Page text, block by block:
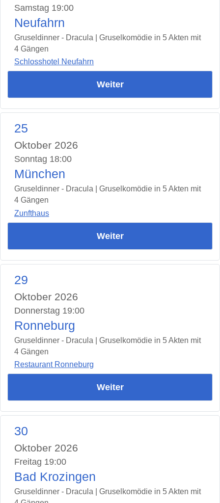
Samstag 19:00
Neufahrn
Gruseldinner - Dracula | Gruselkomödie in 5 Akten mit
4 Gängen
Schlosshotel Neufahrn
Weiter
25
Oktober 2026
Sonntag 18:00
München
Gruseldinner - Dracula | Gruselkomödie in 5 Akten mit
4 Gängen
Zunfthaus
Weiter
29
Oktober 2026
Donnerstag 19:00
Ronneburg
Gruseldinner - Dracula | Gruselkomödie in 5 Akten mit
4 Gängen
Restaurant Ronneburg
Weiter
30
Oktober 2026
Freitag 19:00
Bad Krozingen
Gruseldinner - Dracula | Gruselkomödie in 5 Akten mit